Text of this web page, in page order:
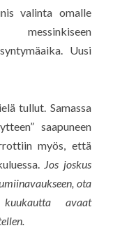
valinta omalle
messinkiseen
Uusi
tullut. Samassa
saapuneen
myös, että
Jos joskus
ota
avaat